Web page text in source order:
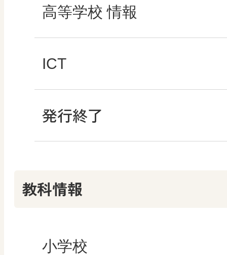
高校教科書×美術館
その他の教育資料
どうする？とくだ先
ABCシリーズ
マンガでわかる社会
ABCシリーズ
ROOT
教科書活用のポイン
算数授業のススメ
楽しい数学の授業を
ABCシリーズ
高等学校 情報
情報科プラス
ICT
つなぐ つながる ICT
発行終了
教科情報
小学校